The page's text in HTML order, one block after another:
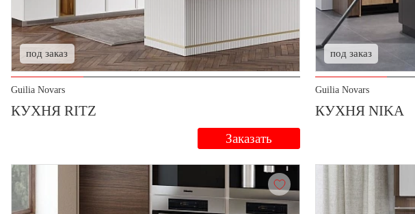
под заказ
Guilia Novars
КУХНЯ RITZ
Заказать
под заказ
Guilia Novars
КУХНЯ NIKA